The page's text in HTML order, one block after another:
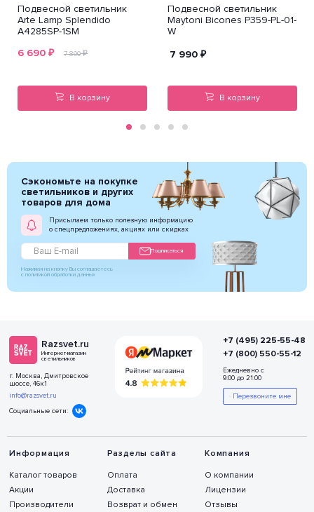
Подвесной светильник
Arte Lamp Splendido
A4285SP-1SM
6 690 ₽ 7 890₽
В корзину
Подвесной светильник
Maytoni Bicones P359-PL-01-
W
7 990 ₽
В корзину
Сэкономьте на покупке
светильников и других
товаров для дома
Присылаем только полезную информацию
о спецпредложениях, акциях или скидках
Подписаться
Нажимая на кнопку Вы соглашаетесь
с политикой обработки данных
Razsvet.ru
Интернет-магазин
светильников
г. Москва, Дмитровское
шоссе, 46к1
info@razsvet.ru
Социальные сети:
Информация
Каталог товаров
Акции
Производители
Разделы сайта
Оплата
Доставка
Возврат и обмен
Компания
О компании
Лицензии
Отзывы
+7 (495) 225-55-48
+7 (800) 550-55-12
Ежедневно с
9:00 до 21:00
Перезвоните мне